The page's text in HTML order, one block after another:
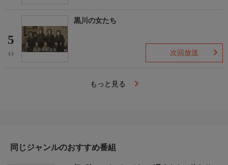
5
(-)
黒川の女たち
次回放送
もっと見る
同じジャンルのおすすめ番組